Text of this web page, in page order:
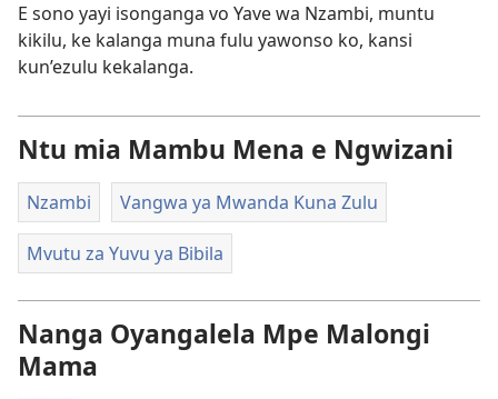
E sono yayi isonganga vo Yave wa Nzambi, muntu
kikilu, ke kalanga muna fulu yawonso ko, kansi
kun’ezulu kekalanga.
Ntu mia Mambu Mena e Ngwizani
Nzambi Vangwa ya Mwanda Kuna Zulu
Mvutu za Yuvu ya Bibila
Nanga Oyangalela Mpe Malongi
Mama